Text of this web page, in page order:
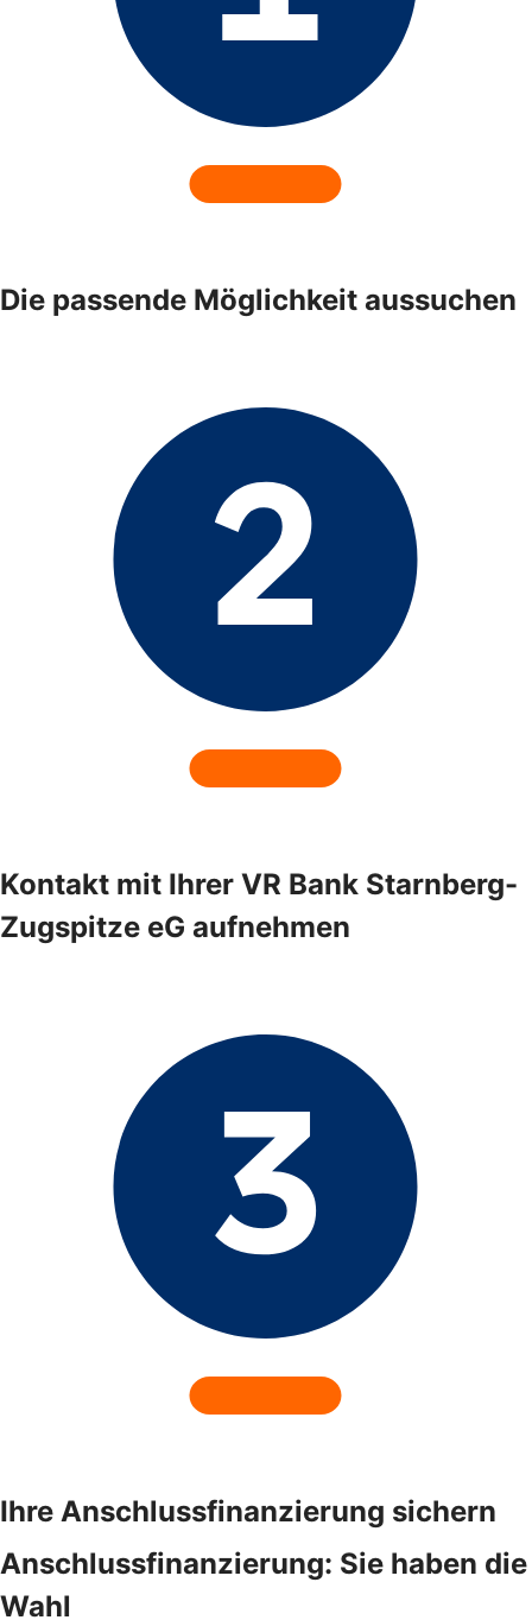
Die passende Möglichkeit aussuchen
Kontakt mit Ihrer VR Bank Starnberg-
Zugspitze eG aufnehmen
Ihre Anschlussfinanzierung sichern
Anschlussfinanzierung: Sie haben die
Wahl